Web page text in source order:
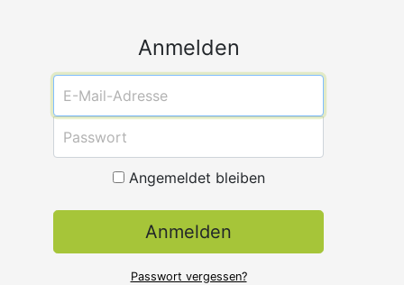
Anmelden
Angemeldet bleiben
Anmelden
Passwort vergessen?